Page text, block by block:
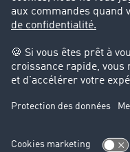
Mentions légales
Protection des données
Cookie-Einstellungen
Support